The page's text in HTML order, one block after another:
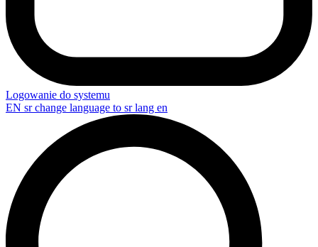
Logowanie do systemu
EN sr change language to sr lang en